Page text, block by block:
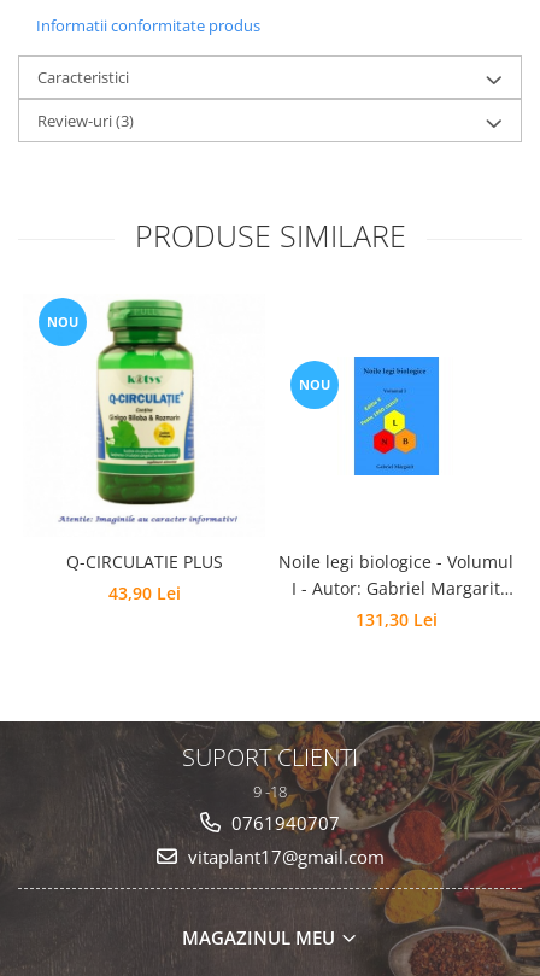
Informatii conformitate produs
Caracteristici
Review-uri(3)
PRODUSE SIMILARE
NOU
Q-CIRCULATIE PLUS
43,90 Lei
NOU
Noile legi biologice - Volumul
I - Autor: Gabriel Margarit
Editia 6
131,30 Lei
SUPORT CLIENTI
9 -18
0761940707
vitaplant17@gmail.com
MAGAZINUL MEU